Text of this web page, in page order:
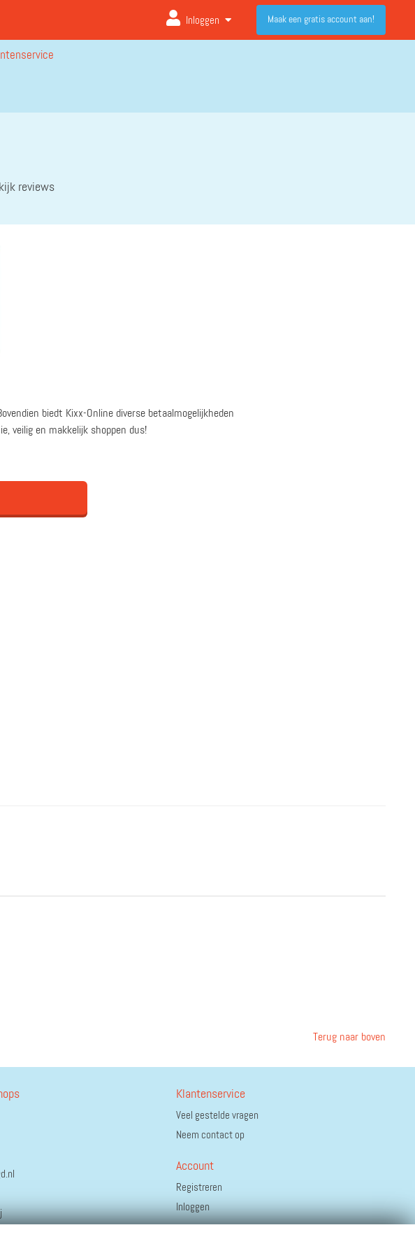
Inloggen Maak een gratis account aan!
reviews
biedt Kixx-Online diverse betaalmogelijkheden
veilig en makkelijk shoppen dus!
Terug naar boven
Klantenservice
Veel gestelde vragen
Neem contact op
Account
Registreren
Inloggen